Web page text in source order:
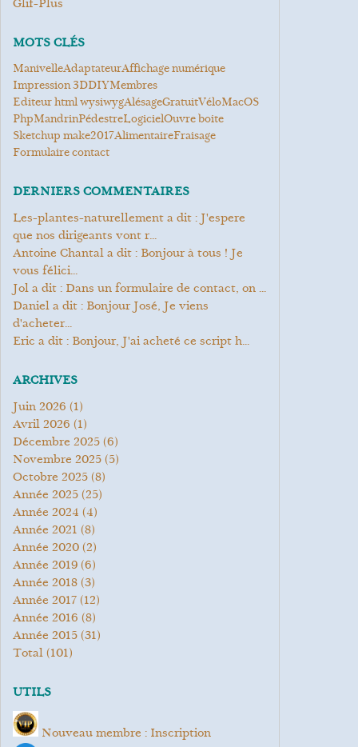
Glif-Plus
MOTS CLÉS
manivelle Adaptateur Affichage numérique
Impression 3D DIY
Membres
Editeur html wysiwyg Alésage gratuit Vélo
MacOS
Php
mandrin Pédestre Logiciel ouvre boite
Sketchup make2017 alimentaire Fraisage
Formulaire contact
DERNIERS COMMENTAIRES
les-plantes-naturellement a dit : J'espere
que nos dirigeants vont r...
Antoine Chantal a dit : Bonjour à tous ! Je
vous félici...
Jol a dit : Dans un formulaire de contact, on ...
Daniel a dit : Bonjour José, Je viens
d'acheter...
Eric a dit : Bonjour, J'ai acheté ce script h...
ARCHIVES
juin 2026 (1)
avril 2026 (1)
décembre 2025(6)
novembre 2025(5)
octobre 2025(8)
année 2025(25)
année 2024 (4)
année 2021 (8)
année 2020(2)
année 2019(6)
année 2018(3)
année 2017(12)
année 2016 (8)
année 2015(31)
total(101)
UTILS
Nouveau membre : Inscription